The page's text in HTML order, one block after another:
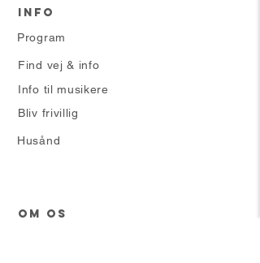
INFO
Program
Find vej & info
Info til musikere
Bliv frivillig
Husånd
OM OS